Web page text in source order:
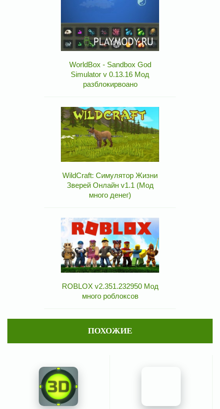
WorldBox - Sandbox God
Simulator v 0.13.16 Мод
разблокирвоано
WildCraft: Симулятор Жизни
Зверей Онлайн v1.1 (Мод
много денег)
ROBLOX v2.351.232950 Мод
много роблоксов
ПОХОЖИЕ